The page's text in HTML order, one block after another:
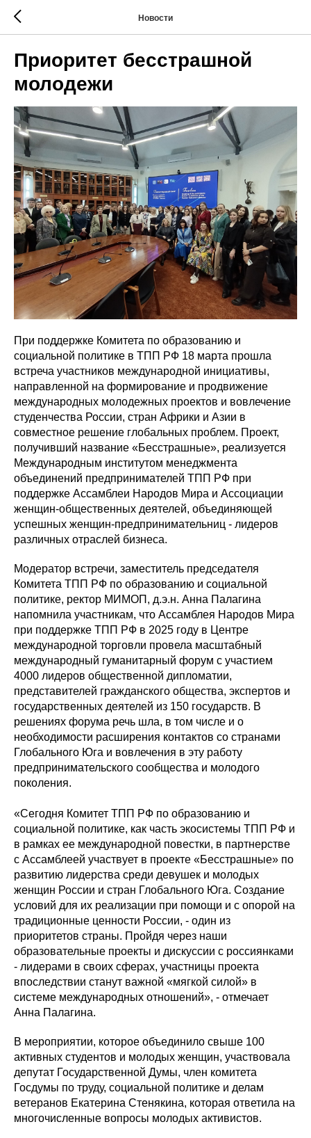
Новости
Приоритет бесстрашной
молодежи
При поддержке Комитета по образованию и
социальной политике в ТПП РФ 18 марта прошла
встреча участников международной инициативы,
направленной на формирование и продвижение
международных молодежных проектов и вовлечение
студенчества России, стран Африки и Азии в
совместное решение глобальных проблем. Проект,
получивший название «Бесстрашные», реализуется
Международным институтом менеджмента
объединений предпринимателей ТПП РФ при
поддержке Ассамблеи Народов Мира и Ассоциации
женщин-общественных деятелей, объединяющей
успешных женщин-предпринимательниц - лидеров
различных отраслей бизнеса.
Модератор встречи, заместитель председателя
Комитета ТПП РФ по образованию и социальной
политике, ректор МИМОП, д.э.н. Анна Палагина
напомнила участникам, что Ассамблея Народов Мира
при поддержке ТПП РФ в 2025 году в Центре
международной торговли провела масштабный
международный гуманитарный форум с участием
4000 лидеров общественной дипломатии,
представителей гражданского общества, экспертов и
государственных деятелей из 150 государств. В
решениях форума речь шла, в том числе и о
необходимости расширения контактов со странами
Глобального Юга и вовлечения в эту работу
предпринимательского сообщества и молодого
поколения.
«Сегодня Комитет ТПП РФ по образованию и
социальной политике, как часть экосистемы ТПП РФ и
в рамках ее международной повестки, в партнерстве
с Ассамблеей участвует в проекте «Бесстрашные» по
развитию лидерства среди девушек и молодых
женщин России и стран Глобального Юга. Создание
условий для их реализации при помощи и с опорой на
традиционные ценности России, - один из
приоритетов страны. Пройдя через наши
образовательные проекты и дискуссии с россиянками
- лидерами в своих сферах, участницы проекта
впоследствии станут важной «мягкой силой» в
системе международных отношений», - отмечает
Анна Палагина.
В мероприятии, которое объединило свыше 100
активных студентов и молодых женщин, участвовала
депутат Государственной Думы, член комитета
Госдумы по труду, социальной политике и делам
ветеранов Екатерина Стенякина, которая ответила на
многочисленные вопросы молодых активистов.